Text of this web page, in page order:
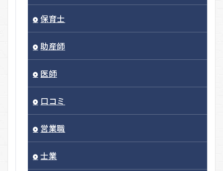
保育士
助産師
医師
口コミ
営業職
士業